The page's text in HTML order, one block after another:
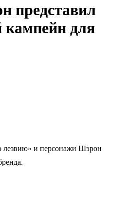
представил
кампейн для
и персонажи Шэрон